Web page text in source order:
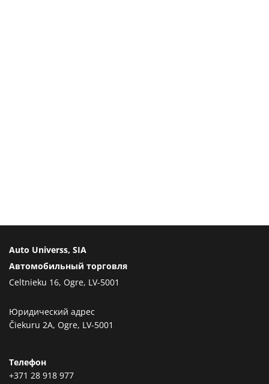
Auto Universs, SIA
Автомобильный торговля
Celtnieku 16, Ogre, LV-5001
Юридический адрес
Čiekuru 2A, Ogre, LV-5001
Телефон
+371 28 918 977